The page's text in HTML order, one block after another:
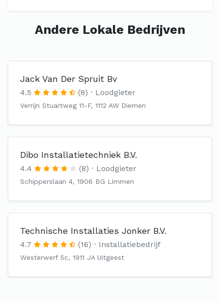
Andere Lokale Bedrijven
Jack Van Der Spruit Bv
4.5 (8) Loodgieter
Verrijn Stuartweg 11-F, 1112 AW Diemen
Dibo Installatietechniek B.V.
4.4 (8) Loodgieter
Schipperslaan 4, 1906 BG Limmen
Technische Installaties Jonker B.V.
4.7 (16) Installatiebedrijf
Westerwerf 5c, 1911 JA Uitgeest